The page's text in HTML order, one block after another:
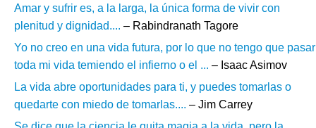
Amar y sufrir es, a la larga, la única forma de vivir con
plenitud y dignidad.... – Rabindranath Tagore
Yo no creo en una vida futura, por lo que no tengo que pasar
toda mi vida temiendo el infierno o el ... – Isaac Asimov
La vida abre oportunidades para ti, y puedes tomarlas o
quedarte con miedo de tomarlas.... – Jim Carrey